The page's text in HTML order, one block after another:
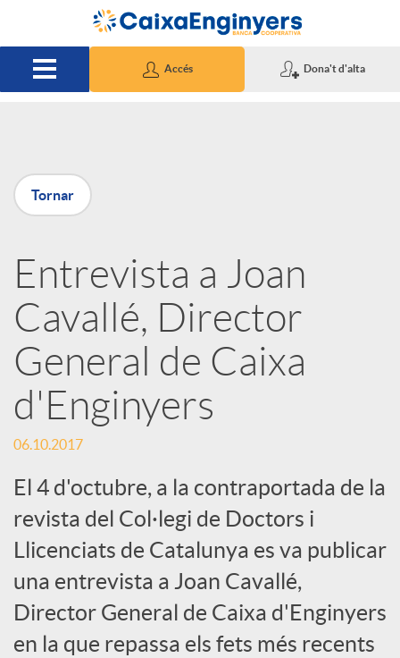
Salta al contingut principal
Accés Dona't d'alta
P
u
b
l
i
c
a
d
o
Tornar
Entrevista a Joan
Cavallé, Director
General de Caixa
d'Enginyers
06.10.2017
El 4 d'octubre, a la contraportada de la
revista del Col·legi de Doctors i
Llicenciats de Catalunya es va publicar
una entrevista a Joan Cavallé,
Director General de Caixa d'Enginyers
en la que repassa els fets més recents